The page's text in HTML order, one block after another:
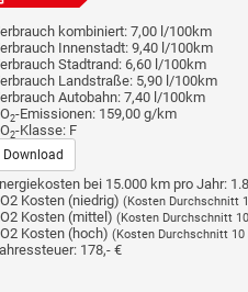
kombiniert: 7,00 l/100km
Innenstadt: 9,40 l/100km
Stadtrand: 6,60 l/100km
Landstraße: 5,90 l/100km
Autobahn: 7,40 l/100km
2-Emissionen: 159,00 g/km
2-Klasse: F
Download
bei 15.000 km pro Jahr:
Kosten (niedrig) (Kosten Durchschnitt
Kosten (mittel) (Kosten Durchschnitt
Kosten (hoch) (Kosten Durchschnitt 10
178,- €